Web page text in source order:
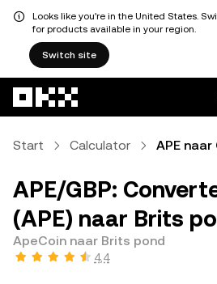
Looks like you're in the United States.
for products available in your region.
Switch site
Start Calculator APE naar
APE/GBP:
(APE) naar Brits
ApeCoin naar Brits pond
4,4